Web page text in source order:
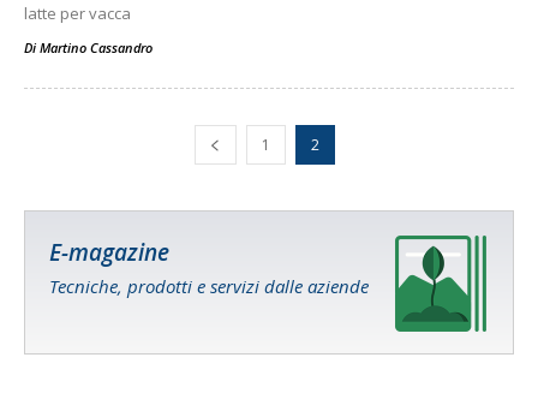
latte per vacca
Di Martino Cassandro
1 2
E-magazine
Tecniche, prodotti e servizi dalle aziende